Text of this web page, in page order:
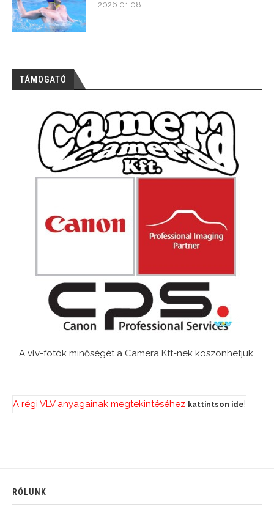
2026.01.08.
TÁMOGATÓ
A vlv-fotók minőségét a Camera Kft-nek köszönhetjük.
A régi VLV anyagainak megtekintéséhez kattintson ide!
RÓLUNK